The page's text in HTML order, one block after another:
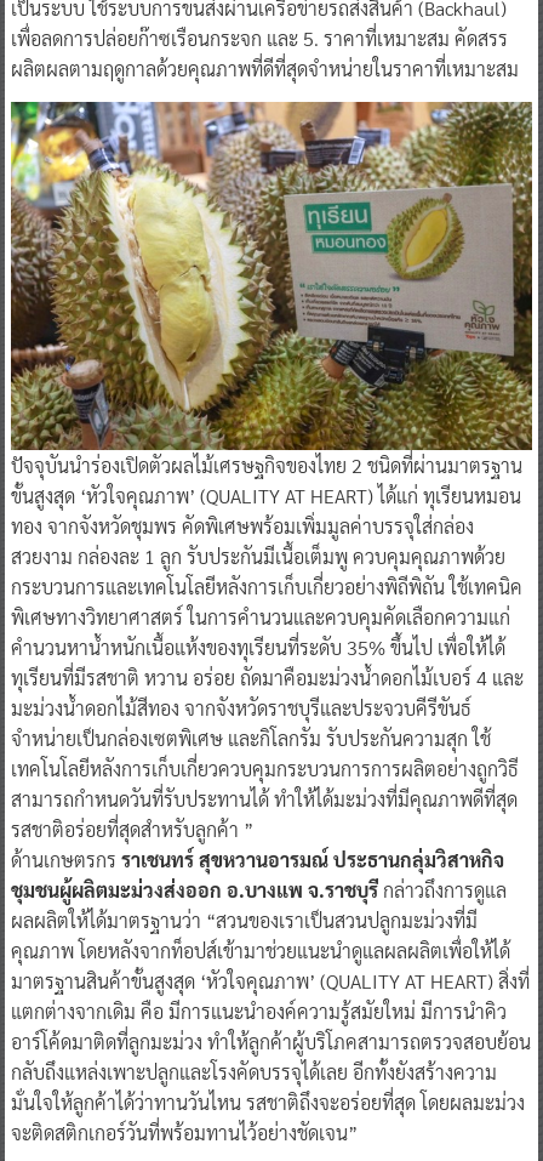
ผลิตผลตามฤดูกาลด้วยคุณภาพที่ดีที่สุดจำหน่ายในราคาที่เหมาะสม
ปัจจุบันนำร่องเปิดตัวผลไม้เศรษฐกิจของไทย 2 ชนิดที่ผ่านมาตรฐาน
ขั้นสูงสุด ‘หัวใจคุณภาพ’ (QUALITY AT HEART) ได้แก่ ทุเรียนหมอน
ทอง จากจังหวัดชุมพร คัดพิเศษพร้อมเพิ่มมูลค่าบรรจุใส่กล่อง
สวยงาม กล่องละ 1 ลูก รับประกันมีเนื้อเต็มพู ควบคุมคุณภาพด้วย
กระบวนการและเทคโนโลยีหลังการเก็บเกี่ยวอย่างพิถีพิถัน ใช้เทคนิค
พิเศษทางวิทยาศาสตร์ ในการคำนวนและควบคุมคัดเลือกความแก่
คำนวนหาน้ำหนักเนื้อแห้งของทุเรียนที่ระดับ 35% ขึ้นไป เพื่อให้ได้
ทุเรียนที่มีรสชาติ หวาน อร่อย ถัดมาคือมะม่วงน้ำดอกไม้เบอร์ 4 และ
มะม่วงน้ำดอกไม้สีทอง จากจังหวัดราชบุรีและประจวบคีรีขันธ์
จำหน่ายเป็นกล่องเซตพิเศษ และกิโลกรัม รับประกันความสุก ใช้
เทคโนโลยีหลังการเก็บเกี่ยวควบคุมกระบวนการการผลิตอย่างถูกวิธี
สามารถกำหนดวันที่รับประทานได้ ทำให้ได้มะม่วงที่มีคุณภาพดีที่สุด
รสชาติอร่อยที่สุดสำหรับลูกค้า ”
ด้านเกษตรกรราเชนทร์ สุขหวานอารมณ์ ประธานกลุ่มวิสาหกิจ
ชุมชนผู้ผลิตมะม่วงส่งออก อ.บางแพ จ.ราชบุรี
ผลผลิตให้ได้มาตรฐานว่า “สวนของเราเป็นสวนปลูกมะม่วงที่มี
คุณภาพ โดยหลังจากท็อปส์เข้ามาช่วยแนะนำดูแลผลผลิตเพื่อให้ได้
มาตรฐานสินค้าขั้นสูงสุด ‘หัวใจคุณภาพ’ (QUALITY AT HEART) สิ่งที่
แตกต่างจากเดิม คือ มีการแนะนำองค์ความรู้สมัยใหม่ มีการนำคิว
อาร์โค้ดมาติดที่ลูกมะม่วง ทำให้ลูกค้าผู้บริโภคสามารถตรวจสอบย้อน
กลับถึงแหล่งเพาะปลูกและโรงคัดบรรจุได้เลย อีกทั้งยังสร้างความ
มั่นใจให้ลูกค้าได้ว่าทานวันไหน รสชาติถึงจะอร่อยที่สุด โดยผลมะม่วง
จะติดสติกเกอร์วันที่พร้อมทานไว้อย่างชัดเจน”